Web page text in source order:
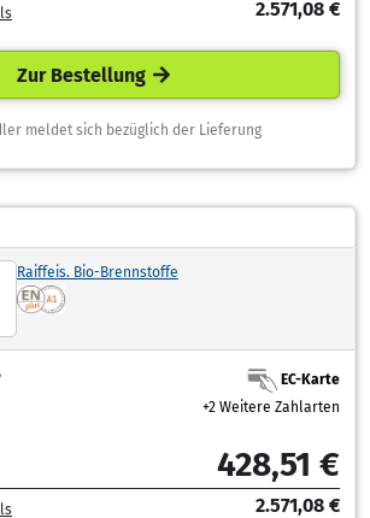
2.571,08 €
Zur Bestellung
meldet sich bezüglich der Lieferung
Raiffeis. Bio-Brennstoffe
EC-Karte
+2 Weitere Zahlarten
428,51 €
2.571,08 €